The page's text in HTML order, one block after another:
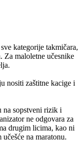
kategorije takmičara,
maloletne učesnike
nositi zaštitne kacige i
na sopstveni rizik i
ne odgovara za
drugim licima, kao ni
na maratonu.